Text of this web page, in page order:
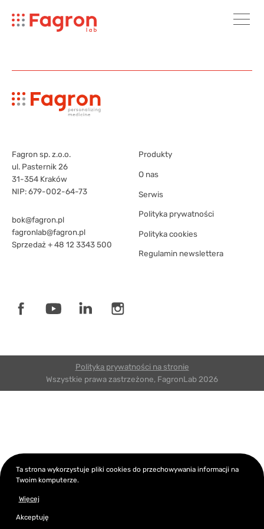
Ta strona wykorzystuje pliki cookies do przechowywania informacji na
Twoim komputerze.
Więcej
Akceptuję
Fagron sp. z.o.o.
ul. Pasternik 26
31-354 Kraków
NIP: 679-002-64-73
bok@fagron.pl
fagronlab@fagron.pl
Sprzedaż+ 48 12 3343 500
Produkty
O nas
Serwis
Polityka prywatności
Polityka cookies
Regulamin newslettera
Polityka prywatności na stronie
Wszystkie prawa zastrzeżone, FagronLab 2026